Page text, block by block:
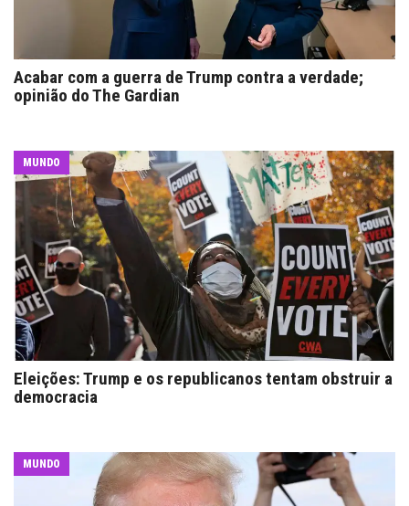
Acabar com a guerra de Trump contra a verdade;
opinião do The Gardian
MUNDO
Eleições: Trump e os republicanos tentam obstruir a
democracia
MUNDO